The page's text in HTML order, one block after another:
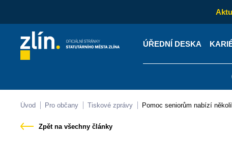
ÚŘEDNÍ DESKA
Kontakty Úřední deska
Úvod Pro občany Tiskové zprávy Pomoc seniorům nabízí
Zpět na všechny články